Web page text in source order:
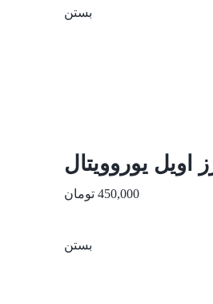
بستن
اویل یوروویتال
450,000 تومان
بستن